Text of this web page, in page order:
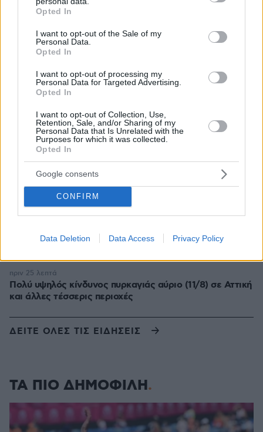
grant or deny consent to Google and its third-party tags to
use your data for below specified purposes in below Google
consent section.
Opted In
I want to opt-out of the Sale of my
Personal Data.
Opted In
I want to opt-out of processing my
Personal Data for Targeted Advertising.
Opted In
I want to opt-out of Collection, Use,
Retention, Sale, and/or Sharing of my
Personal Data that Is Unrelated with the
Purposes for which it was collected.
Opted In
Google consents
CONFIRM
Data Deletion Data Access Privacy Policy
Τεχεράνη
Ευρωπαϊκό Πρωτάθλημα Στίβου: Ο σοβαρός
τραυματισμός του Φουρλάνι, έφυγε σε καροτσάκι από
Καταζητούμενος από την Ιντερπόλ ο νέος επικεφαλής
τρομοκρατική επίθεση στην Αργεντινή με 85 νεκρούς
πριν 21 λεπτά
Kim Kardashian και Lewis Hamilton: Οι φωτογραφίες
πριν 24 λεπτά
Πώς πρέπει να μιλάτε στη γάτα σας για να σας
πριν 24 λεπτά
Αχινός: Όλα όσα πρέπει να γνωρίζετε για τον εκλεκτό
Πολύ υψηλός κίνδυνος πυρκαγιάς αύριο (11/8) σε Αττική
και άλλες τέσσερις περιοχές
πριν 25 λεπτά
ΔΕΙΤΕ ΟΛΕΣ ΤΙΣ ΕΙΔΗΣΕΙΣ
ΤΑ ΠΙΟ ΔΗΜΟΦΙΛΗ